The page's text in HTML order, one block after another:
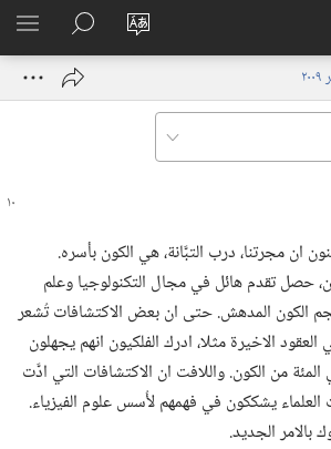
تغيير
الموقع
تسجيل
الدخول
نافذة
البحث
في
JW.‎ORG
ان مجرتنا،‏ درب التبَّانة،‏ هي الكون بأسره.‏
حصل تقدم هائل في مجال التكنولوجيا وعلم
الكون المدهش.‏ حتى ان بعض الاكتشافات تُشعر
الاخيرة مثلا،‏ ادرك الفلكيون انهم يجهلون
اكثر من ٩٠ في المئة من الكون.‏ واللافت ان الاكتشافات التي ادَّت
العلماء يشككون في فهمهم لأُسس علوم الفيزياء.‏
الجديد.‏